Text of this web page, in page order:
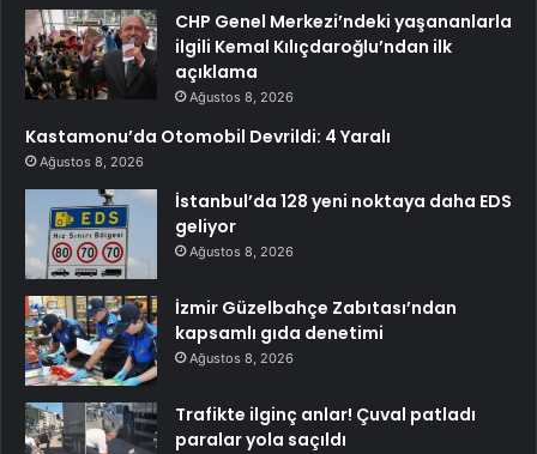
CHP Genel Merkezi’ndeki yaşananlarla
ilgili Kemal Kılıçdaroğlu’ndan ilk
açıklama
Ağustos 8, 2026
Kastamonu’da Otomobil Devrildi: 4 Yaralı
Ağustos 8, 2026
İstanbul’da 128 yeni noktaya daha EDS
geliyor
Ağustos 8, 2026
İzmir Güzelbahçe Zabıtası’ndan
kapsamlı gıda denetimi
Ağustos 8, 2026
Trafikte ilginç anlar! Çuval patladı
paralar yola saçıldı